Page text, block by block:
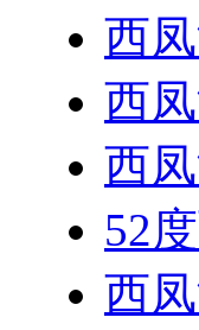
西
西
西
52
西